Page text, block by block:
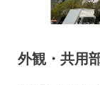
外観・共用